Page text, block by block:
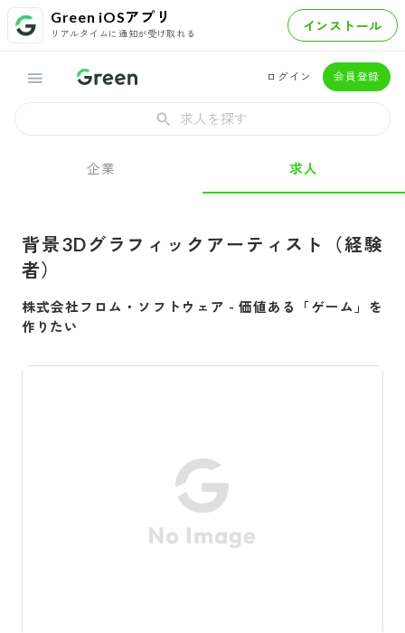
Green iOSアプリ
リアルタイムに通知が受け取れる インストール
ログイン 会員登録
求人を探す
企業 求人
背景3Dグラフィックアーティスト（経験
者）
株式会社フロム・ソフトウェア - 価値ある「ゲーム」を
作りたい